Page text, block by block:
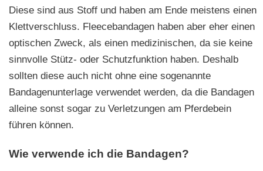
Diese sind aus Stoff und haben am Ende meistens einen
Klettverschluss. Fleecebandagen haben aber eher einen
optischen Zweck, als einen medizinischen, da sie keine
sinnvolle Stütz- oder Schutzfunktion haben. Deshalb
sollten diese auch nicht ohne eine sogenannte
Bandagenunterlage verwendet werden, da die Bandagen
alleine sonst sogar zu Verletzungen am Pferdebein
führen können.
Wie verwende ich die Bandagen?